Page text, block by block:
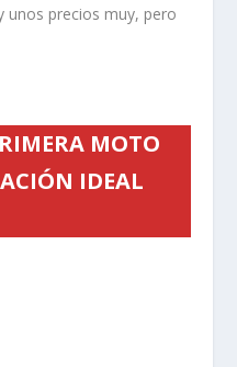
unos precios muy, pero
MOTO
IDEAL